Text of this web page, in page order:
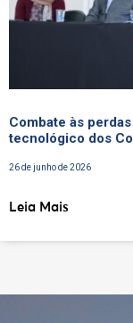
Combate às
tecnológico dos
26 de junho de 2026
Leia Mais